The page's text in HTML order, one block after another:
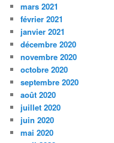
mars 2021
février 2021
janvier 2021
décembre 2020
novembre 2020
octobre 2020
septembre 2020
août 2020
juillet 2020
juin 2020
mai 2020